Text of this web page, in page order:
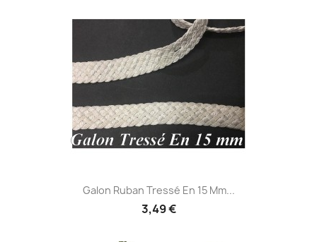
Galon Ruban Tressé En 15 Mm...
3,49 €